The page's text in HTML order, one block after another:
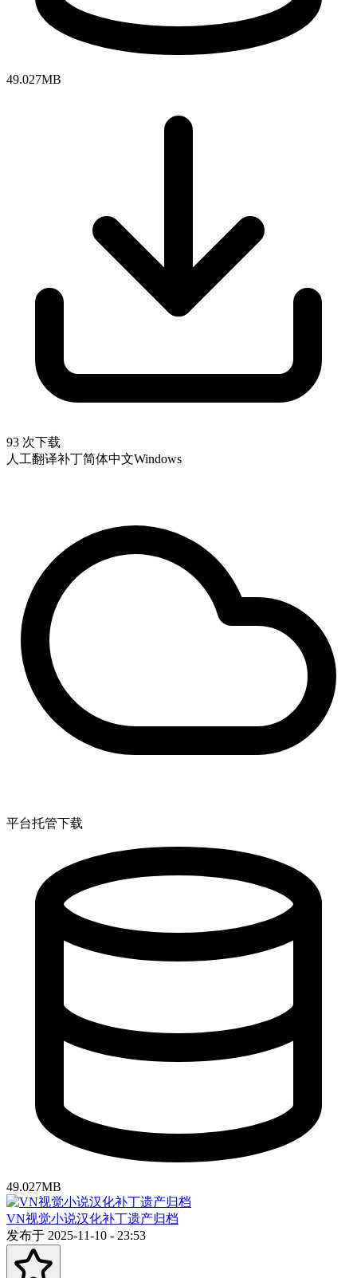
49.027MB
93 次下载
人工翻译补丁简体中文Windows
平台托管下载
49.027MB
VN视觉小说汉化补丁遗产归档
发布于 2025-11-10 - 23:53